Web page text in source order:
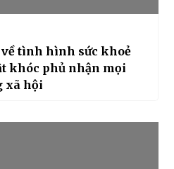
tình hình sức khoẻ
khóc phủ nhận mọi
xã hội